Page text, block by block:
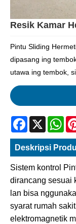
Resik Kamar
Pintu Sliding
dipasang ing
utawa ing tembok,
Facebook
X
Deskripsi
Sistem kontrol
dirancang sesuai
lan bisa
syarat rumah
elektromagnetik